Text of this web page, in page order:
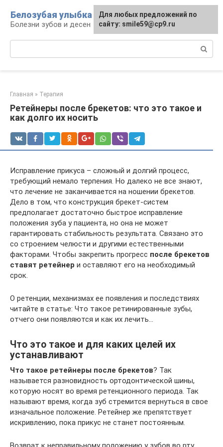
контенту
Белозубая улыбка
Болезни зубов и десен
Главная » Терапия
Ретейнеры после брекетов: что это такое и
как долго их носить
Исправление прикуса – сложный и долгий процесс,
требующий немало терпения. Но далеко не все знают,
что лечение не заканчивается на ношении брекетов.
Дело в том, что конструкция брекет-систем
предполагает достаточно быстрое исправление
положения зуба у пациента, но она не может
гарантировать стабильность результата. Связано это
со строением челюсти и другими естественными
факторами. Чтобы закрепить прогресс после брекетов
ставят ретейнер и оставляют его на необходимый
срок.
О ретенции, механизмах ее появления и последствиях
читайте в статье: Что такое ретинированные зубы,
отчего они появляются и как их лечить…
Что это такое и для каких целей их
устанавливают
Что такое ретейнеры после брекетов? Так
называется разновидность ортодонтической шины,
которую носят во время ретенционного периода. Так
называют время, когда зуб стремится вернуться в свое
изначальное положение. Ретейнер же препятствует
искривлению, пока прикус не станет постоянным.
Для любых предложений по
сайту: smile59@cp9.ru